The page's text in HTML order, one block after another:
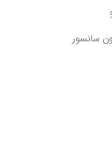
اوک نیو همراه
همراه زیرنویس
سانسور